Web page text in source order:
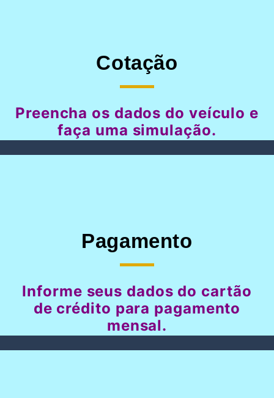
Cotação
Preencha os dados do veículo e
faça uma simulação.
Pagamento
Informe seus dados do cartão
de crédito para pagamento
mensal.